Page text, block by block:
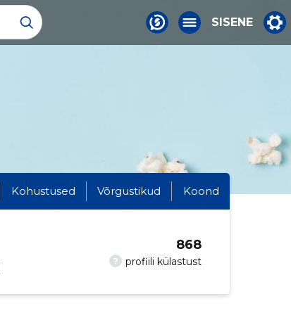
SISENE
Kohustused Võrgustikud Koond
? profiili külastust
868